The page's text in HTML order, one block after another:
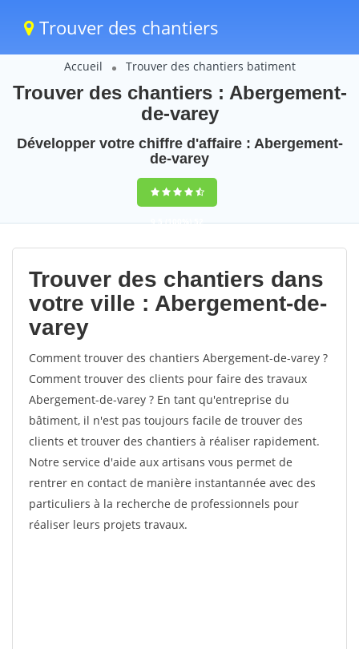
Trouver des chantiers
Accueil Trouver des chantiers batiment
Trouver des chantiers : Abergement-
de-varey
Développer votre chiffre d'affaire : Abergement-
de-varey
9,5(100%)52
votes
Trouver des chantiers dans
votre ville : Abergement-de-
varey
Comment trouver des chantiers Abergement-de-varey ?
Comment trouver des clients pour faire des travaux
Abergement-de-varey ? En tant qu'entreprise du
bâtiment, il n'est pas toujours facile de trouver des
clients et trouver des chantiers à réaliser rapidement.
Notre service d'aide aux artisans vous permet de
rentrer en contact de manière instantannée avec des
particuliers à la recherche de professionnels pour
réaliser leurs projets travaux.